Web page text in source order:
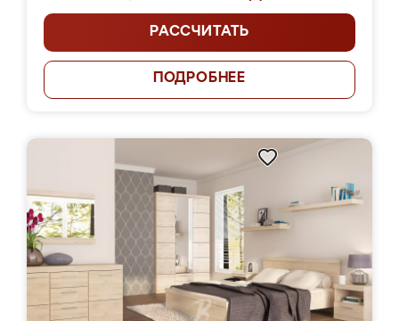
РАССЧИТАТЬ
ПОДРОБНЕЕ